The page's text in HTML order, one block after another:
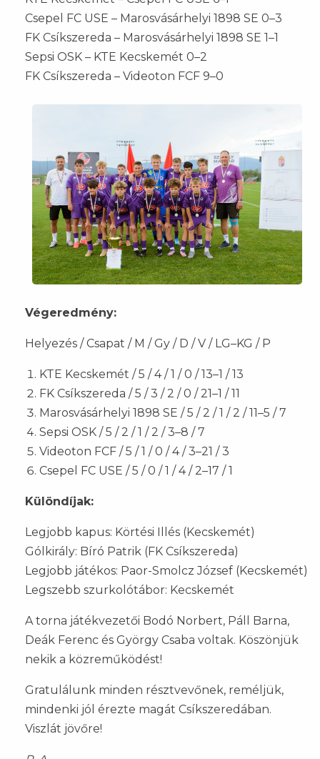
Csepel FC USE – Marosvásárhelyi 1898 SE 0–3
FK Csíkszereda – Marosvásárhelyi 1898 SE 1–1
Sepsi OSK – KTE Kecskemét 0–2
FK Csíkszereda – Videoton FCF 9–0
Végeredmény:
Helyezés / Csapat / M / Gy / D / V / LG–KG / P
KTE Kecskemét / 5 / 4 / 1 / 0 / 13–1 / 13
FK Csíkszereda / 5 / 3 / 2 / 0 / 21–1 / 11
Marosvásárhelyi 1898 SE / 5 / 2 / 1 / 2 / 11–5 / 7
Sepsi OSK / 5 / 2 / 1 / 2 / 3–8 / 7
Videoton FCF / 5 / 1 / 0 / 4 / 3–21 / 3
Csepel FC USE / 5 / 0 / 1 / 4 / 2–17 / 1
Különdíjak:
Legjobb kapus: Körtési Illés (Kecskemét)
Gólkirály: Bíró Patrik (FK Csíkszereda)
Legjobb játékos: Paor-Smolcz József (Kecskemét)
Legszebb szurkolótábor: Kecskemét
A torna játékvezetői Bodó Norbert, Páll Barna,
Deák Ferenc és György Csaba voltak. Köszönjük
nekik a közreműködést!
Gratulálunk minden résztvevőnek, reméljük,
mindenki jól érezte magát Csíkszeredában.
Viszlát jövőre!